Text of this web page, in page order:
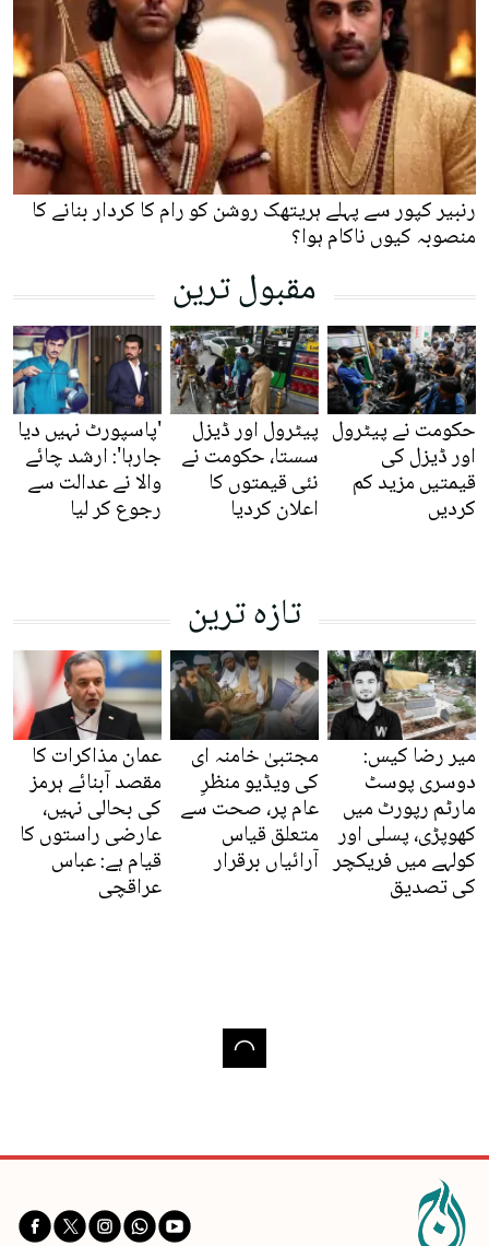
رنبیر کپور سے پہلے ہریتھک روشن کو رام کا کردار بنانے کا
منصوبہ کیوں ناکام ہوا؟
مقبول ترین
حکومت نے پیٹرول
اور ڈیزل کی
قیمتیں مزید کم
کردیں
پیٹرول اور ڈیزل
سستا، حکومت نے
نئی قیمتوں کا
اعلان کردیا
'پاسپورٹ نہیں دیا
جارہا': ارشد چائے
والا نے عدالت سے
رجوع کر لیا
تازہ ترین
میر رضا کیس:
دوسری پوسٹ
مارٹم رپورٹ میں
کھوپڑی، پسلی اور
کولہے میں فریکچر
کی تصدیق
مجتبیٰ خامنہ ای
کی ویڈیو منظرِ
عام پر، صحت سے
متعلق قیاس
آرائیاں برقرار
عمان مذاکرات کا
مقصد آبنائے ہرمز
کی بحالی نہیں،
عارضی راستوں کا
قیام ہے: عباس
عراقچی